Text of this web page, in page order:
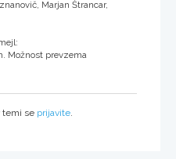
Marjan Štrancar,
Možnost prevzema
temi se prijavite